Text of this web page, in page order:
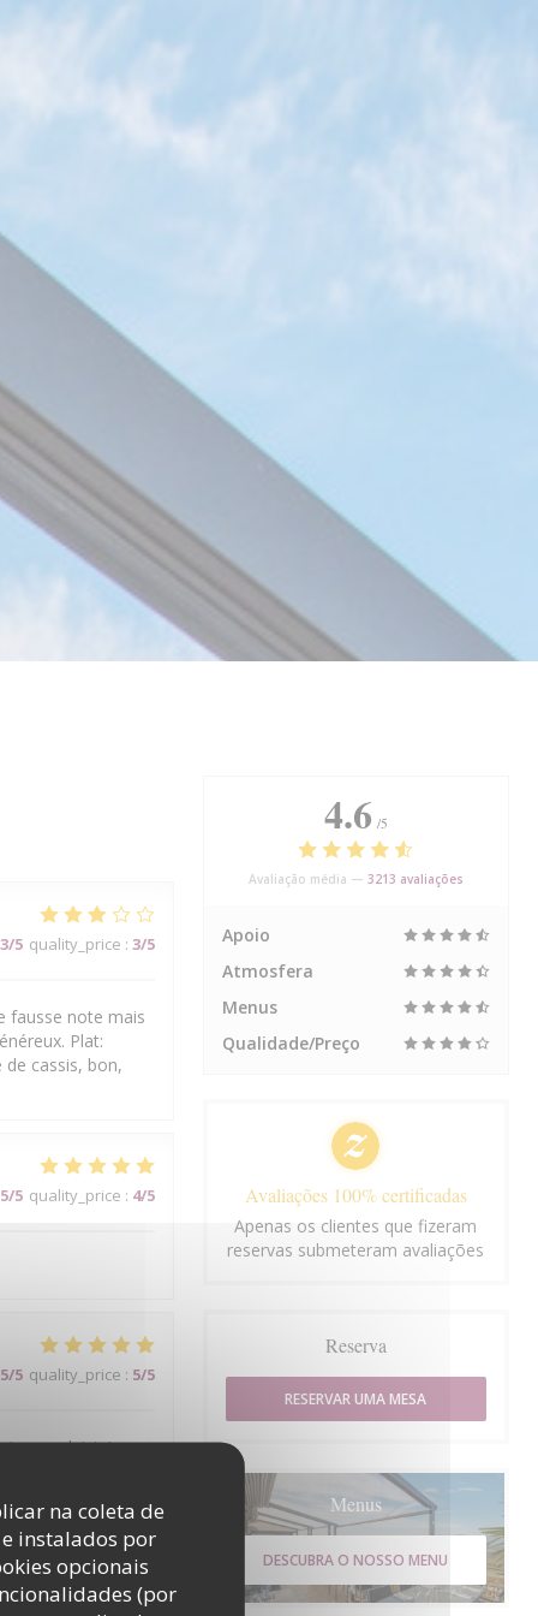
na coleta de
instalados por
opcionais
(por
3/5 quality_price : 3/5
fausse note mais
Plat:
cassis, bon,
5/5 quality_price : 4/5
5/5 quality_price : 5/5
avec plaisir !
4/5 quality_price :4/5
4.6 /5
Avaliação média — 3213 avaliações
Apoio
Atmosfera
Menus
Qualidade/Preço
Avaliações 100% certificadas
Apenas os clientes que fizeram
reservas submeteram avaliações
Reserva
RESERVAR UMA MESA
Menus
DESCUBRA O NOSSO MENU